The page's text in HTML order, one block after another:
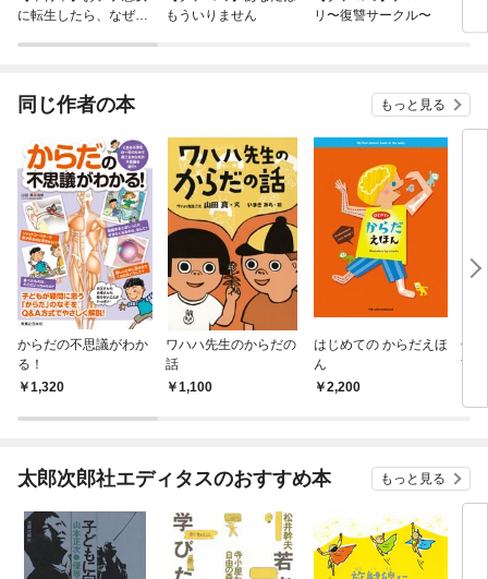
に転生したら、なぜか
もういりません
リ〜復讐サークル〜
今
同じ作者の本 もっと見る
からだの不思議がわか
る！
1,320
ワハハ先生のからだの
話
1,100
はじめての からだえほ
ん
2,200
子
前
太郎次郎社エディタスのおすすめ本 もっと見る